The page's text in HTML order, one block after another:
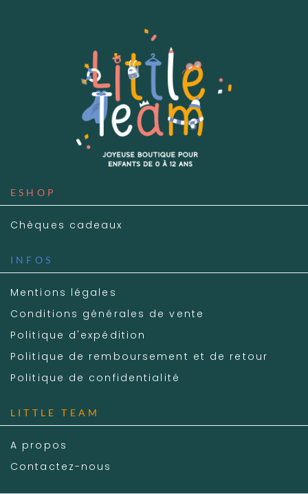
ESHOP
Chèques cadeaux
INFOS
Mentions légales
Conditions générales de vente
Politique d'expédition
Politique de remboursement et de retour
Politique de confidentialité
LITTLE TEAM
A propos
Contactez-nous